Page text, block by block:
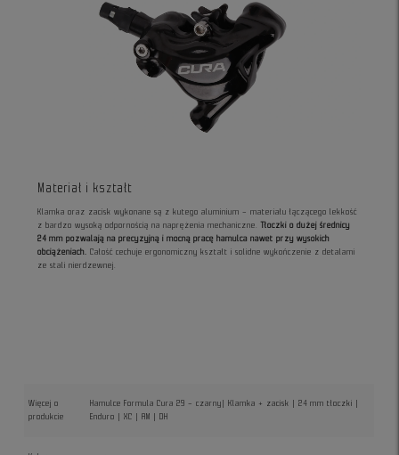
Materiał i kształt
Klamka oraz zacisk wykonane są z kutego aluminium – materiału łączącego lekkość
z bardzo wysoką odpornością na naprężenia mechaniczne.Tłoczki o dużej średnicy
24 mm pozwalają na precyzyjną i mocną pracę hamulca nawet przy wysokich
obciążeniach.
Całość cechuje ergonomiczny kształt i solidne wykończenie z detalami
ze stali nierdzewnej.
Więcej o
produkcie
Hamulce Formula Cura 29 – czarny| Klamka + zacisk | 24 mm tłoczki |
Enduro | XC | AM | DH